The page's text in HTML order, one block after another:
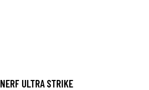
NERF ULTRA STRIKE